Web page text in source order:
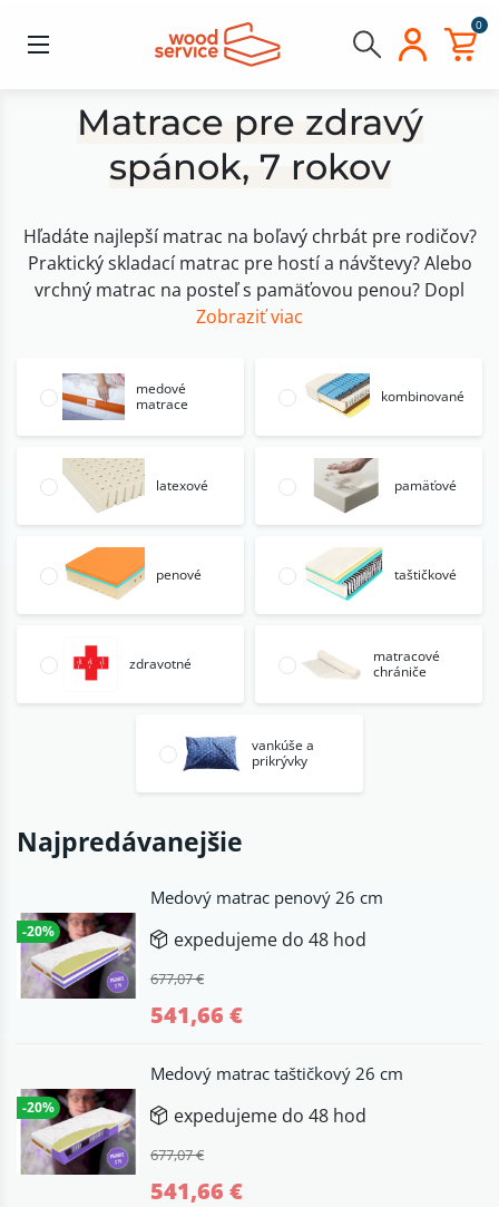
0
Matrace pre zdravý
spánok, 7 rokov
Hľadáte najlepší matrac na boľavý chrbát pre rodičov?
Praktický skladací matrac pre hostí a návštevy? Alebo
vrchný matrac na posteľ s pamäťovou penou? Dopl
Zobraziť viac
medové
matrace
kombinované
latexové pamäťové
penové taštičkové
zdravotné
matracové
chrániče
vankúše a
prikrývky
Najpredávanejšie
-20%
Medový matrac penový 26 cm
expedujeme do 48 hod
677,07 €
541,66 €
-20%
Medový matrac taštičkový 26 cm
expedujeme do 48 hod
677,07 €
541,66 €